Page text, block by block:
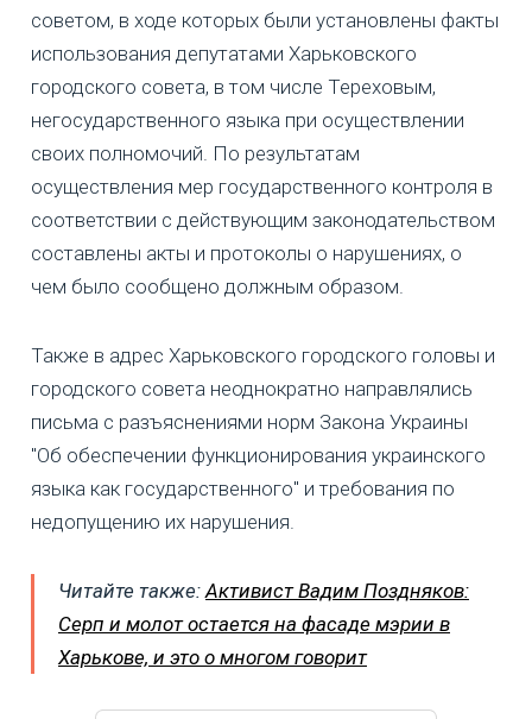
советом, в ходе которых были установлены факты
использования депутатами Харьковского
городского совета, в том числе Тереховым,
негосударственного языка при осуществлении
своих полномочий. По результатам
осуществления мер государственного контроля в
соответствии с действующим законодательством
составлены акты и протоколы о нарушениях, о
чем было сообщено должным образом.
Также в адрес Харьковского городского головы и
городского совета неоднократно направлялись
письма с разъяснениями норм Закона Украины
"Об обеспечении функционирования украинского
языка как государственного" и требования по
недопущению их нарушения.
Читайте также: Активист Вадим Поздняков:
Серп и молот остается на фасаде мэрии в
Харькове, и это о многом говорит